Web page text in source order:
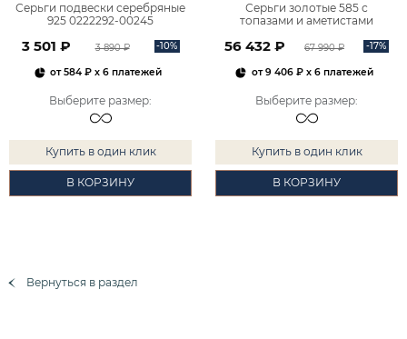
Серьги подвески серебряные
925 0222292-00245
3 501 ₽ 3 890 ₽ -10%
от584 ₽ x 6 платежей
Выберите размер:
Купить в один клик
В КОРЗИНУ
Серьги золотые 585 с
топазами и аметистами
56 432 ₽ 67 990 ₽ -17%
от9 406 ₽x 6 платежей
Выберите размер:
Купить в один клик
В КОРЗИНУ
Вернуться в раздел